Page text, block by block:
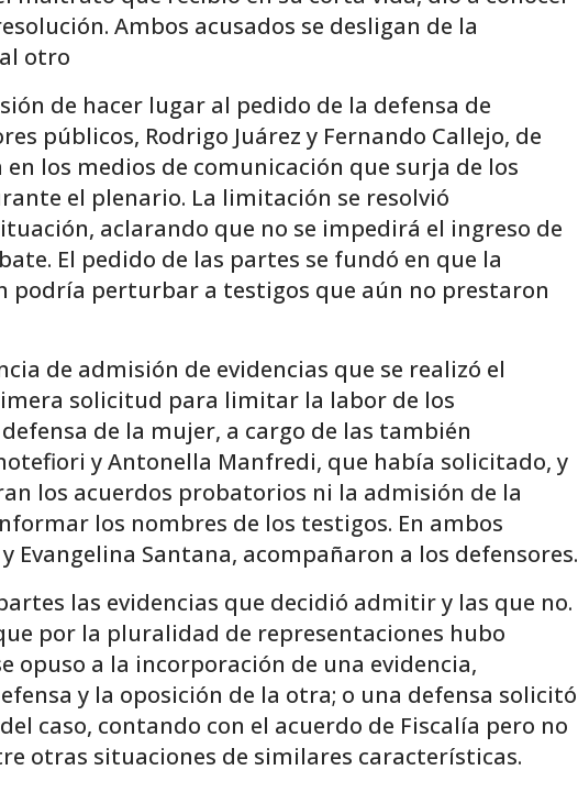
Ambos acusados se desligan de la
otro
de hacer lugar al pedido de la defensa de
públicos, Rodrigo Juárez y Fernando Callejo, de
los medios de comunicación que surja de los
el plenario. La limitación se resolvió
aclarando que no se impedirá el ingreso de
El pedido de las partes se fundó en que la
podría perturbar a testigos que aún no prestaron
de admisión de evidencias que se realizó el
solicitud para limitar la labor de los
de la mujer, a cargo de las también
y Antonella Manfredi, que había solicitado, y
los acuerdos probatorios ni la admisión de la
los nombres de los testigos. En ambos
Evangelina Santana, acompañaron a los defensores.
las evidencias que decidió admitir y las que no.
por la pluralidad de representaciones hubo
opuso a la incorporación de una evidencia,
y la oposición de la otra; o una defensa solicitó
caso, contando con el acuerdo de Fiscalía pero no
otras situaciones de similares características.